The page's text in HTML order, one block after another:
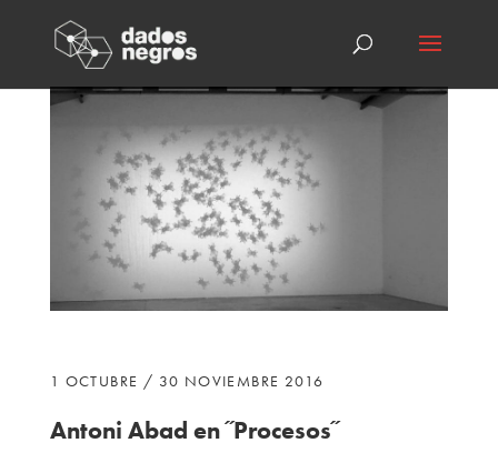
1 OCTUBRE / 30 NOVIEMBRE 2016
Antoni Abad en ˝Procesos˝